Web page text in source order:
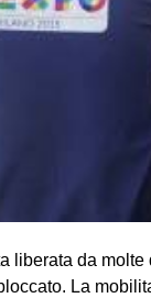
liberata da
La